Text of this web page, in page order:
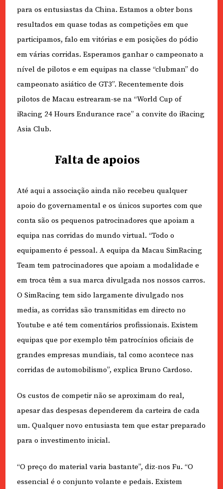
para os entusiastas da China. Estamos a obter bons
resultados em quase todas as competições em que
participamos, falo em vitórias e em posições do pódio
em várias corridas. Esperamos ganhar o campeonato a
nível de pilotos e em equipas na classe “clubman” do
campeonato asiático de GT3”. Recentemente dois
pilotos de Macau estrearam-se na “World Cup of
iRacing 24 Hours Endurance race” a convite do iRacing
Asia Club.
Falta de apoios
Até aqui a associação ainda não recebeu qualquer
apoio do governamental e os únicos suportes com que
conta são os pequenos patrocinadores que apoiam a
equipa nas corridas do mundo virtual. “Todo o
equipamento é pessoal. A equipa da Macau SimRacing
Team tem patrocinadores que apoiam a modalidade e
em troca têm a sua marca divulgada nos nossos carros.
O SimRacing tem sido largamente divulgado nos
media, as corridas são transmitidas em directo no
Youtube e até tem comentários profissionais. Existem
equipas que por exemplo têm patrocínios oficiais de
grandes empresas mundiais, tal como acontece nas
corridas de automobilismo”, explica Bruno Cardoso.
Os custos de competir não se aproximam do real,
apesar das despesas dependerem da carteira de cada
um. Qualquer novo entusiasta tem que estar preparado
para o investimento inicial.
“O preço do material varia bastante”, diz-nos Fu. “O
essencial é o conjunto volante e pedais. Existem